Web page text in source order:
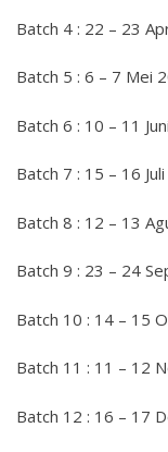
Batch 4 : 22 – 23
Batch 5 : 6 – 7 Mei
Batch 6 : 10 – 11
Batch 7 : 15 – 16
Batch 8 : 12 – 13
Batch 9 : 23 – 24
Batch 10 : 14 – 15
Batch 11 : 11 – 12
Batch 12 : 16 – 17